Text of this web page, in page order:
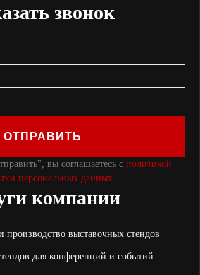
компании
производство выставочных стендов
для конференций и событий
звонок
ОТПРАВИТЬ
вы соглашаетесь с политикой
персональных данных